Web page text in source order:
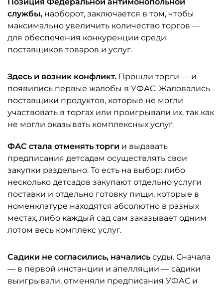
службы, наоборот, заключается в том, чтобы
максимально увеличить количество торгов —
для обеспечения конкуренции среди
поставщиков товаров и услуг.
Здесь и возник конфликт. Прошли торги — и
появились первые жалобы в УФАС. Жаловались
поставщики продуктов, которые не могли
участвовать в торгах или проигрывали их, так как
не могли оказывать комплексных услуг.
ФАС стала отменять торги и выдавать
предписания детсадам осуществлять свои
закупки раздельно. То есть на выбор: либо
несколько детсадов закупают отдельно услуги
поставки и отдельно готовку пищи, которые в
номенклатуре находятся абсолютно в разных
местах, либо каждый сад сам заказывает одним
лотом весь комплекс услуг.
Садики не согласились, начались суды. Сначала
— в первой инстанции и апелляции — садики
выигрывали, отменяли предписания УФАС и